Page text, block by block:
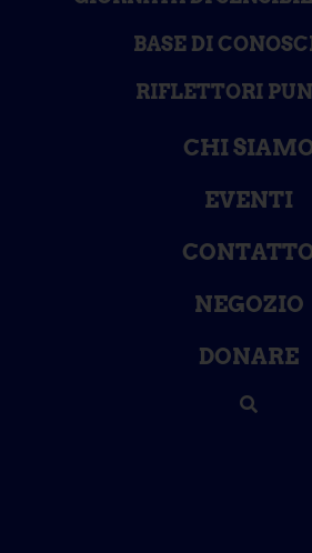
BASE DI
RIFLETTORI
CHI
EVENTI
NEGOZIO
DONARE